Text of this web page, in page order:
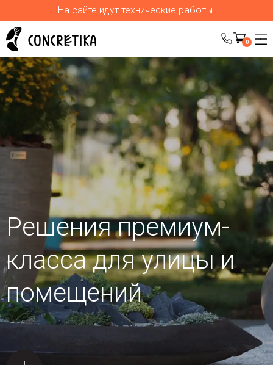
На сайте идут технические работы.
0
Решения премиум-
класса для улицыи
помещений